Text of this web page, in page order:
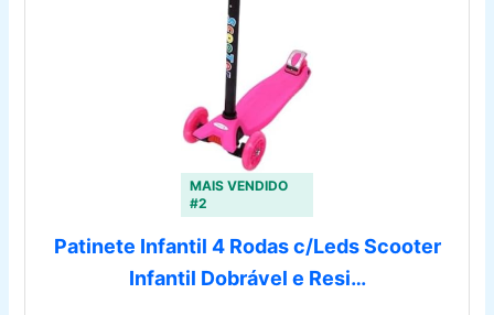
MAIS VENDIDO
#2
Patinete Infantil 4 Rodas c/Leds Scooter
Infantil Dobrável e Resi…